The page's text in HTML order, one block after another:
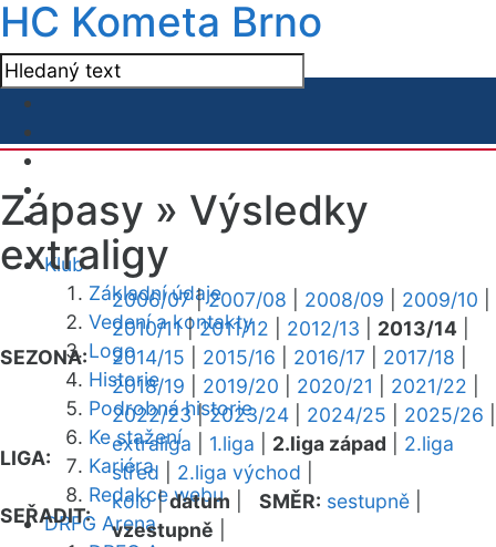
HC Kometa Brno
Klub
Základní údaje
Vedení a kontakty
Logo
Historie
Podrobná historie
Ke stažení
Kariéra
Redakce webu
DRFG Arena
Zápasy » Výsledky
extraligy
SEZONA:
2006/07|2007/08 2008/09 2009/10
2010/11|2011/12 2012/13 2013/14
2014/15
2015/16 2016/17 2017/18
2018/19
2019/20 2020/21 2021/22
2022/23|2023/24 2024/25 2025/26
LIGA:
extraliga 1.liga 2.liga západ
2.liga
střed
2.liga východ
SEŘADIT:
kolo|datum SMĚR: sestupně
vzestupně